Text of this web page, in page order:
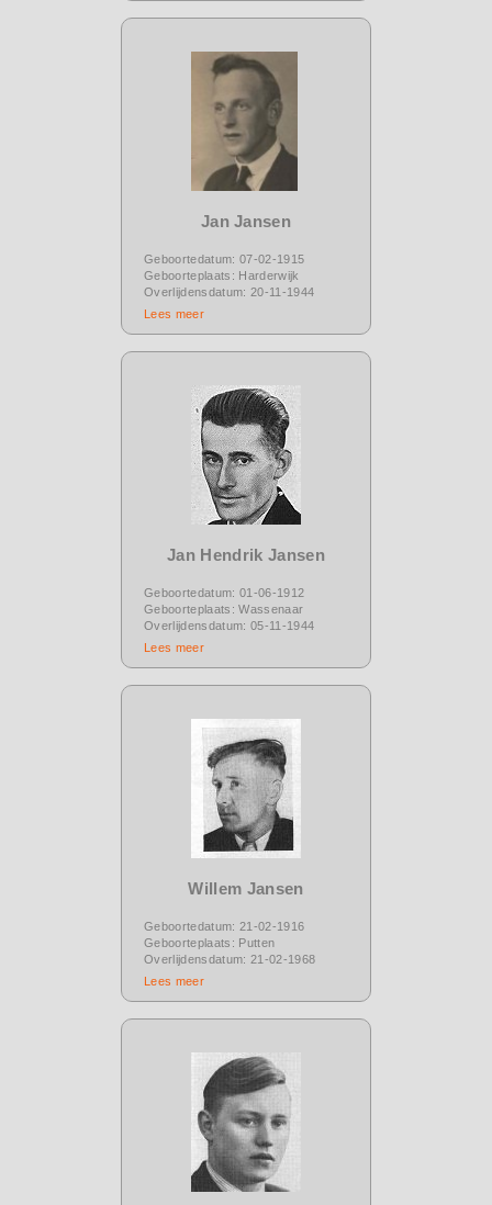
Jan Jansen
Geboortedatum: 07-02-1915
Geboorteplaats: Harderwijk
Overlijdensdatum: 20-11-1944
Lees meer
Jan Hendrik Jansen
Geboortedatum: 01-06-1912
Geboorteplaats: Wassenaar
Overlijdensdatum: 05-11-1944
Lees meer
Willem Jansen
Geboortedatum: 21-02-1916
Geboorteplaats: Putten
Overlijdensdatum: 21-02-1968
Lees meer